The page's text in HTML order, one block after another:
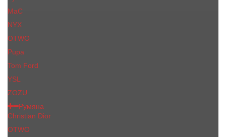
MaC
NYX
OTWO
Pupa
Tom Ford
YSL
ZOZU
Румяна
Christian Dior
OTWO